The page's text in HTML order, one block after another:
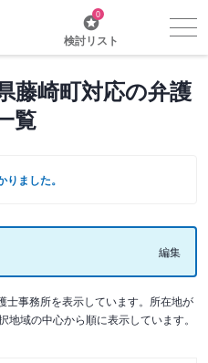
0
検討リスト
藤崎町対応の弁護
覧
りました。
編集
士事務所を表示しています。所在地が
域の中心から順に表示しています。